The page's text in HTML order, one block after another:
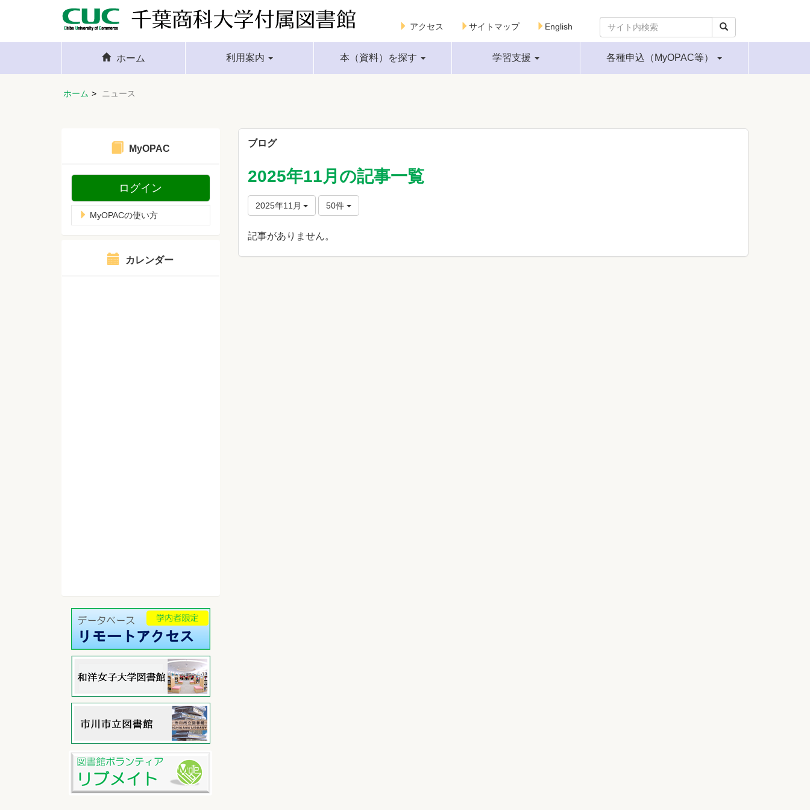
アクセス サイトマップ English
ホーム 利用案内 本（資料）を探す 学習支援 各種申込（MyOPAC等）
ホーム ニュース
ブログ
2025年11月の記事一覧
2025年11月 50件
記事がありません。
MyOPAC
ログイン
MyOPACの使い方
カレンダー